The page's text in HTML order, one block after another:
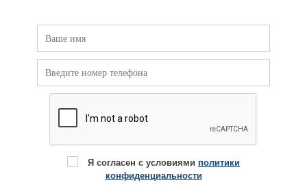
Я согласен с условиями политики
конфиденциальности